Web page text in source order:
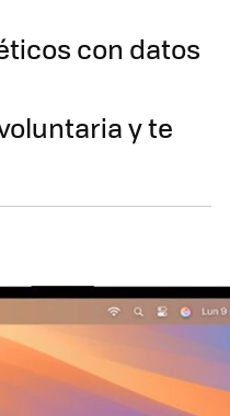
con datos
y te